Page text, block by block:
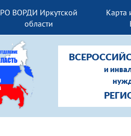
РО ВОРДИ Иркутской
области
Карта
и